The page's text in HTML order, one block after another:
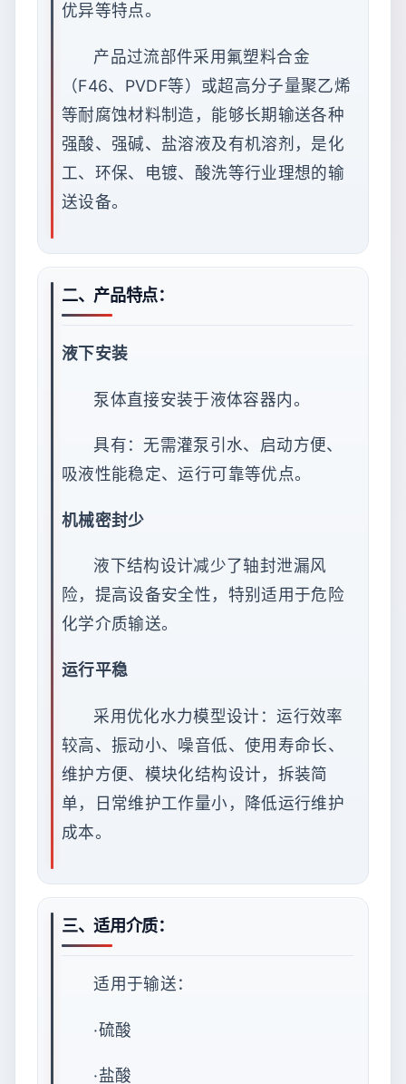
优异等特点。
产品过流部件采用氟塑料合金
（F46、PVDF等）或超高分子量聚乙烯
等耐腐蚀材料制造，能够长期输送各种
强酸、强碱、盐溶液及有机溶剂，是化
工、环保、电镀、酸洗等行业理想的输
送设备。
二、产品特点：
液下安装
泵体直接安装于液体容器内。
具有：无需灌泵引水、启动方便、
吸液性能稳定、运行可靠等优点。
机械密封少
液下结构设计减少了轴封泄漏风
险，提高设备安全性，特别适用于危险
化学介质输送。
运行平稳
采用优化水力模型设计：运行效率
较高、振动小、噪音低、使用寿命长、
维护方便、模块化结构设计，拆装简
单，日常维护工作量小，降低运行维护
成本。
三、适用介质：
适用于输送：
·硫酸
·盐酸